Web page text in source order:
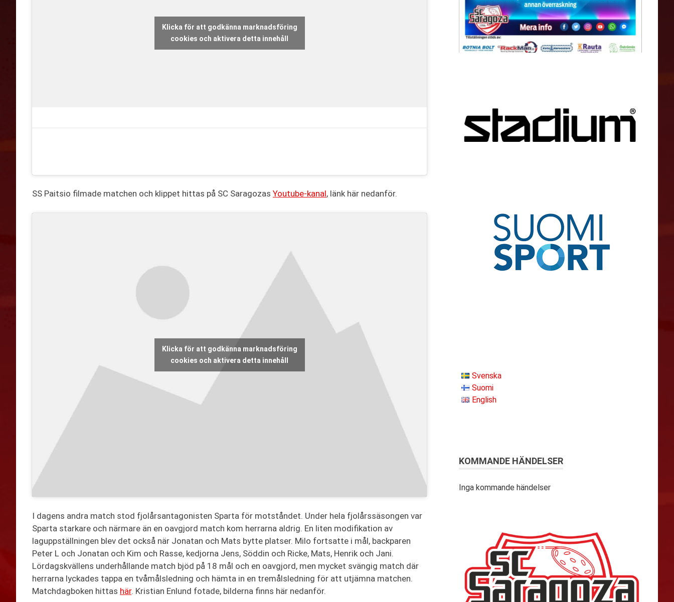
Klicka för att godkänna marknadsföring
cookies och aktivera detta innehåll
SS Paitsio filmade matchen och klippet hittas på SC Saragozas Youtube-kanal, länk här nedanför.
Klicka för att godkänna marknadsföring
cookies och aktivera detta innehåll
I dagens andra match stod fjolårsantagonisten Sparta för motståndet. Under hela fjolårssäsongen var
Sparta starkare och närmare än en oavgjord match kom herrarna aldrig. En liten modifikation av
laguppställningen blev det också när Jonatan och Mats bytte platser. Milo fortsatte i mål, backparen
Peter L och Jonatan och Kim och Rasse, kedjorna Jens, Söddin och Ricke, Mats, Henrik och Jani.
Lördagskvällens underhållande match bjöd på 18 mål och en oavgjord, men mycket svängig match där
herrarna lyckades tappa en tvåmålsledning och hämta in en tremålsledning för att utjämna matchen.
Matchdagboken hittas här. Kristian Enlund fotade, bilderna finns här nedanför.
Svenska
Suomi
English
KOMMANDE HÄNDELSER
Inga kommande händelser